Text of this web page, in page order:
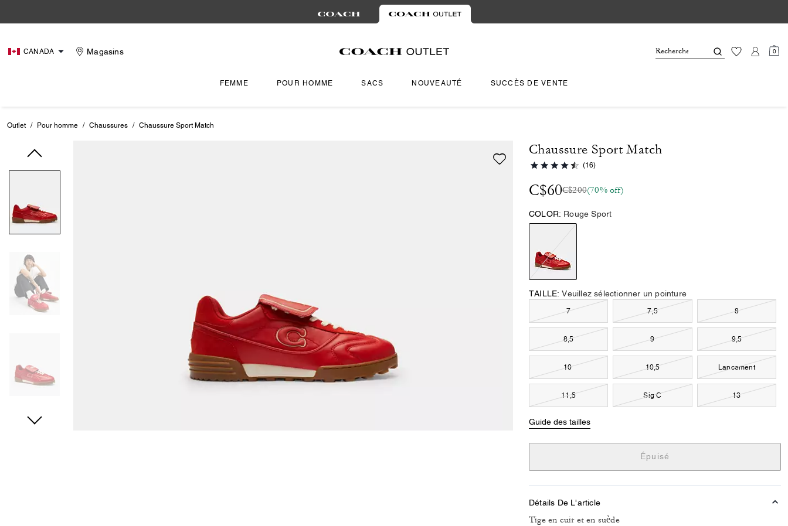
CANADA Magasins 0
FEMME POUR HOMME SACS NOUVEAUTÉ SUCCÈS DE VENTE
Outlet / Pour homme / Chaussures / Chaussure Sport Match
Chaussure Sport Match
(16)
C$60C$200(70% off)
COLOR: Rouge Sport
TAILLE: Veuillez sélectionner un pointure
7 7,5 8
8,5 9 9,5
10 10,5 Lancement
11,5 Sig C 13
Guide des tailles
Épuisé
Détails De L'article
Tige en cuir et en suède